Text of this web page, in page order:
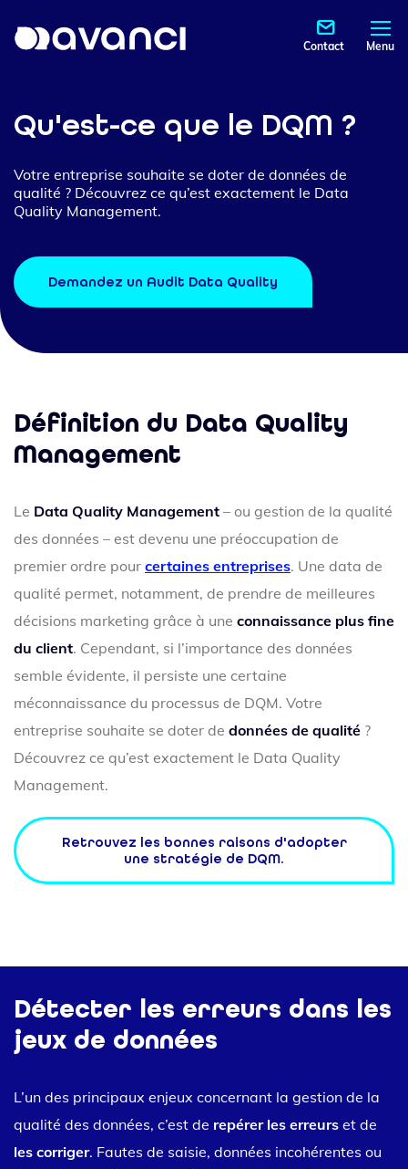
Contact Menu
Qu'est-ce que le DQM ?
Votre entreprise souhaite se doter de données de
qualité ? Découvrez ce qu’est exactement le Data
Quality Management.
Demandez un Audit Data Quality
Définition du Data Quality
Management
Le Data Quality Management – ou gestion de la qualité
des données – est devenu une préoccupation de
premier ordre pour certaines entreprises. Une data de
qualité permet, notamment, de prendre de meilleures
décisions marketing grâce à une connaissance plus fine
du client. Cependant, si l’importance des données
semble évidente, il persiste une certaine
méconnaissance du processus de DQM. Votre
entreprise souhaite se doter de données de qualité ?
Découvrez ce qu’est exactement le Data Quality
Management.
Retrouvez les bonnes raisons d'adopter
une stratégie de DQM.
Détecter les erreurs dans les
jeux de données
L’un des principaux enjeux concernant la gestion de la
qualité des données, c’est de repérer les erreurs et de
les corriger. Fautes de saisie, données incohérentes ou